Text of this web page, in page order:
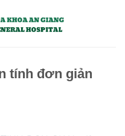
tính đơn giản